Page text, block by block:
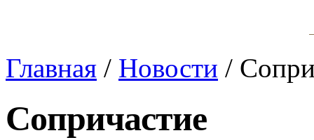
Главная / Новости /
Сопричастие